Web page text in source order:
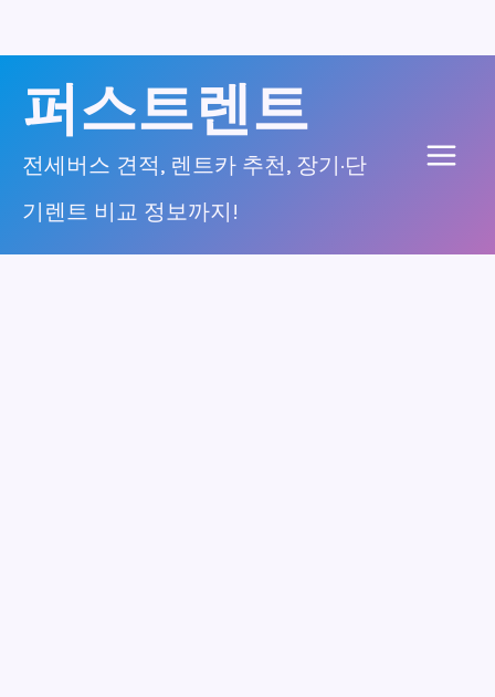
너
퍼스트렌트
전세버스 견적, 렌트카 추천, 장기·단
기렌트 비교 정보까지!